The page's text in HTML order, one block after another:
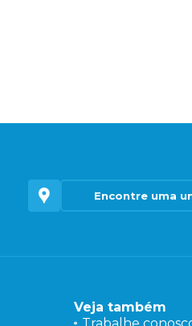
Encontre uma
Veja também
Trabalhe